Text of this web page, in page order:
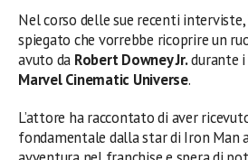
Nel corso delle sue recenti
spiegato che vorrebbe ricoprire un
avuto da Robert Downey Jr.durante i
Marvel Cinematic Universe.
L’attore ha raccontato di aver
fondamentale dalla star di Iron Man